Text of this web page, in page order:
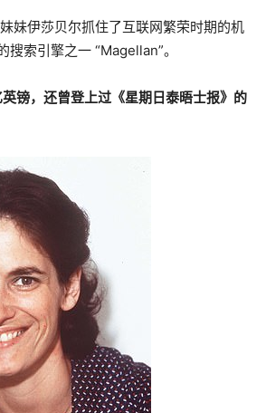
妹伊莎贝尔抓住了互联网繁荣时期的机
索引擎之一 “Magellan”。
镑，还曾登上过《星期日泰晤士报》的